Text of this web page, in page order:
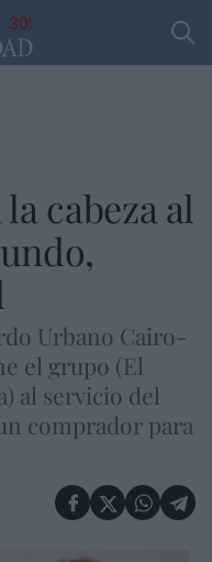
30
cabeza al
Urbano Cairo-
el grupo (El
al servicio del
comprador para